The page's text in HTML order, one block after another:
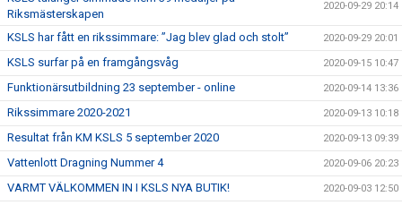
Riksmästerskapen
2020-09-29 20:14
KSLS har fått en rikssimmare: ”Jag blev glad och stolt” 2020-09-29 20:01
KSLS surfar på en framgångsvåg 2020-09-15 10:47
Funktionärsutbildning 23 september - online 2020-09-14 13:36
Rikssimmare 2020-2021 2020-09-13 10:18
Resultat från KM KSLS 5 september 2020 2020-09-13 09:39
Vattenlott Dragning Nummer 4 2020-09-06 20:23
VARMT VÄLKOMMEN IN I KSLS NYA BUTIK! 2020-09-03 12:50